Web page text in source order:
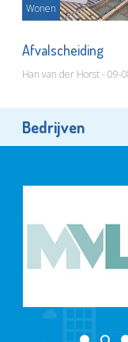
Wonen
Afvalscheiding
Han van der Horst - 09-
Bedrijven